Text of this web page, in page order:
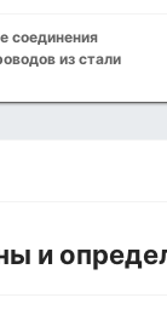
соединения
из стали
и